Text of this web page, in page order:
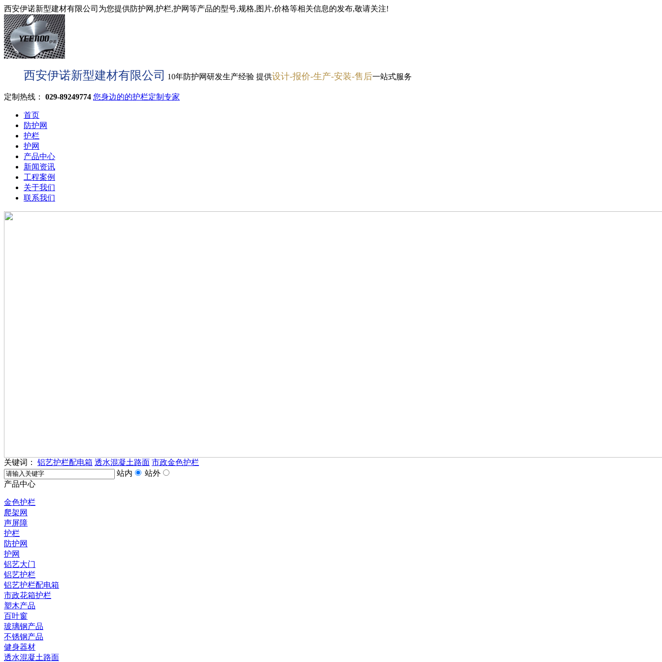
西安伊诺新型建材有限公司为您提供防护网,护栏,护网等产品的型号,规格,图片,价格等相关信息的发布,敬请关注!
西安伊诺新型建材有限公司 10年防护网研发生产经验 提供设计-报价-生产-安装-售后一站式服务
定制热线： 029-89249774 您身边的的护栏定制专家
首页
防护网
护栏
护网
产品中心
新闻资讯
工程案例
关于我们
联系我们
关键词： 铝艺护栏配电箱 透水混凝土路面 市政金色护栏
站内
站外
产品中心
金色护栏
爬架网
声屏障
护栏
防护网
护网
铝艺大门
铝艺护栏
铝艺护栏配电箱
市政花箱护栏
塑木产品
百叶窗
玻璃钢产品
不锈钢产品
健身器材
透水混凝土路面